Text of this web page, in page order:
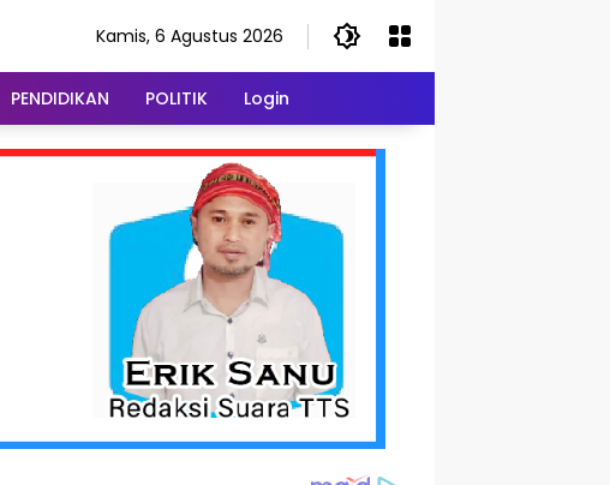
Kamis, 6 Agustus 2026
PENDIDIKAN POLITIK Login